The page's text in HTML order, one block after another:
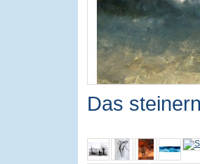
Das